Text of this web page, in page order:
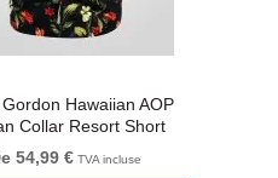
Hawaiian AOP
Collar Resort Short
Sleeve Black
54,99 €TVA incluse